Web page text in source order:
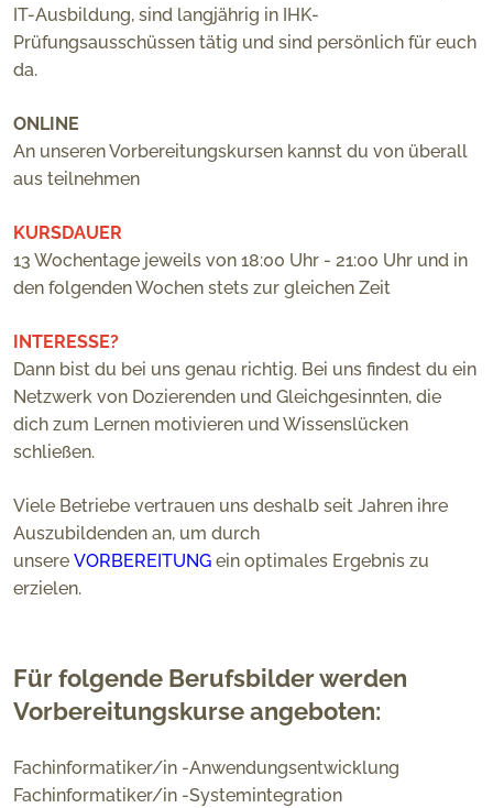
IT-Ausbildung, sind langjährig in IHK-
Prüfungsausschüssen tätig und sind persönlich für euch
da.
ONLINE
An unseren Vorbereitungskursen kannst du von überall
aus teilnehmen
KURSDAUER
13 Wochentage jeweils von 18:00 Uhr - 21:00 Uhr und in
den folgenden Wochen stets zur gleichen Zeit
INTERESSE?
Dann bist du bei uns genau richtig. Bei uns findest du ein
Netzwerk von Dozierenden und Gleichgesinnten, die
dich zum Lernen motivieren und Wissenslücken
schließen.
Viele Betriebe vertrauen uns deshalb seit Jahren ihre
Auszubildenden an, um durch
unsere VORBEREITUNG ein optimales Ergebnis zu
erzielen.
Für folgende Berufsbilder werden
Vorbereitungskurse angeboten:
Fachinformatiker/in -Anwendungsentwicklung
Fachinformatiker/in -Systemintegration